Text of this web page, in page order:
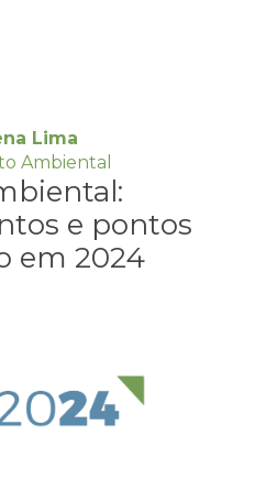
Lima
Ambiental
e pontos
em 2024